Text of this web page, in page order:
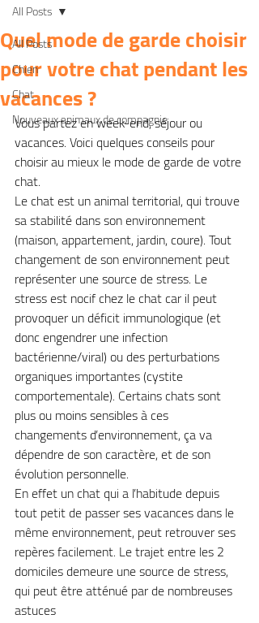
All Posts
Chien
Chat
Nouveaux animaux de compagnie
All Posts
Quel mode de garde choisir
pour votre chat pendant les
vacances ?
Vous partez en week-end, séjour ou
vacances. Voici quelques conseils pour
choisir au mieux le mode de garde de votre
chat.
Le chat est un animal territorial, qui trouve
sa stabilité dans son environnement
(maison, appartement, jardin, coure). Tout
changement de son environnement peut
représenter une source de stress. Le
stress est nocif chez le chat car il peut
provoquer un déficit immunologique (et
donc engendrer une infection
bactérienne/viral) ou des perturbations
organiques importantes (cystite
comportementale). Certains chats sont
plus ou moins sensibles à ces
changements d’environnement, ça va
dépendre de son caractère, et de son
évolution personnelle.
En effet un chat qui a l’habitude depuis
tout petit de passer ses vacances dans le
même environnement, peut retrouver ses
repères facilement. Le trajet entre les 2
domiciles demeure une source de stress,
qui peut être atténué par de nombreuses
astuces